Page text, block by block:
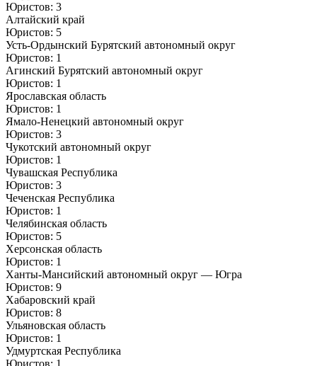
Юристов: 3
Алтайский край
Юристов: 5
Усть-Ордынский Бурятский автономный округ
Юристов: 1
Агинский Бурятский автономный округ
Юристов: 1
Ярославская область
Юристов: 1
Ямало-Ненецкий автономный округ
Юристов: 3
Чукотский автономный округ
Юристов: 1
Чувашская Республика
Юристов: 3
Чеченская Республика
Юристов: 1
Челябинская область
Юристов: 5
Херсонская область
Юристов: 1
Ханты-Мансийский автономный округ — Югра
Юристов: 9
Хабаровский край
Юристов: 8
Ульяновская область
Юристов: 1
Удмуртская Республика
Юристов: 1